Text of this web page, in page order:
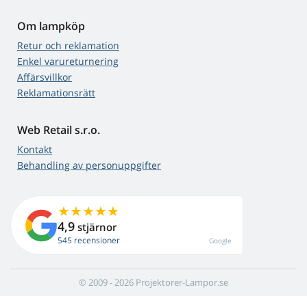
Om lampköp
Retur och reklamation
Enkel varureturnering
Affärsvillkor
Reklamationsrätt
Web Retail s.r.o.
Kontakt
Behandling av personuppgifter
4,9 stjärnor
545 recensioner Google
© 2009 - 2026 Projektorer-Lampor.se